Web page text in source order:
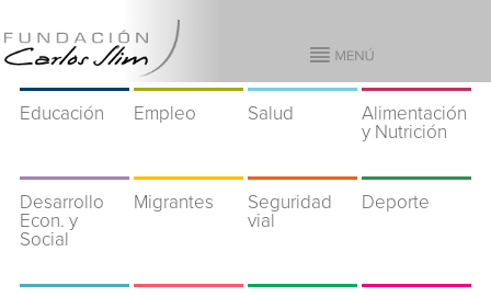
Educación Empleo Salud
Alimentación
y Nutrición
Desarrollo
Econ. y
Social
Migrantes
Seguridad
vial
Deporte